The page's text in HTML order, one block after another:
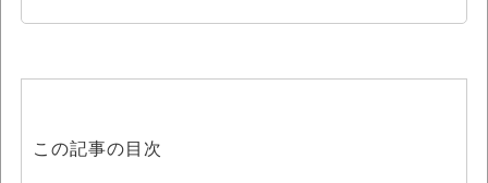
この記事の目次